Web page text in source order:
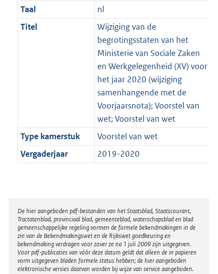
Taal
nl
Titel
Wijziging van de
begrotingsstaten van het
Ministerie van Sociale Zaken
en Werkgelegenheid (XV) voor
het jaar 2020 (wijziging
samenhangende met de
Voorjaarsnota); Voorstel van
wet; Voorstel van wet
Type kamerstuk
Voorstel van wet
Vergaderjaar
2019-2020
Disclaimer
De hier aangeboden pdf-bestanden van het Staatsblad, Staatscourant,
Tractatenblad, provinciaal blad, gemeenteblad, waterschapsblad en blad
gemeenschappelijke regeling vormen de formele bekendmakingen in de
zin van de Bekendmakingswet en de Rijkswet goedkeuring en
bekendmaking verdragen voor zover ze na 1 juli 2009 zijn uitgegeven.
Voor pdf-publicaties van vóór deze datum geldt dat alleen de in papieren
vorm uitgegeven bladen formele status hebben; de hier aangeboden
elektronische versies daarvan worden bij wijze van service aangeboden.